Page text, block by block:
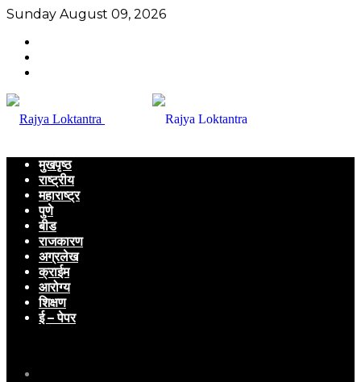
Sunday August 09, 2026
मुखपृष्ठ
राष्ट्रीय
महाराष्ट्र
पुणे
बीड
राजकारण
अग्रलेख
क्राईम
आरोग्य
शिक्षण
ई – पेपर